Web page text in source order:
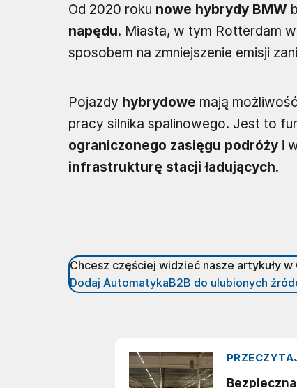
Od 2020 roku nowe hybrydy BMW
napędu. Miasta, w tym Rotterdam
sposobem na zmniejszenie emisji
Pojazdy hybrydowe mają
pracy silnika spalinowego. Jest to
ograniczonego zasięgu podróży i
infrastrukturę stacji ładujących.
Chcesz częściej widzieć nasze artykuły w
Dodaj AutomatykaB2B do ulubionych